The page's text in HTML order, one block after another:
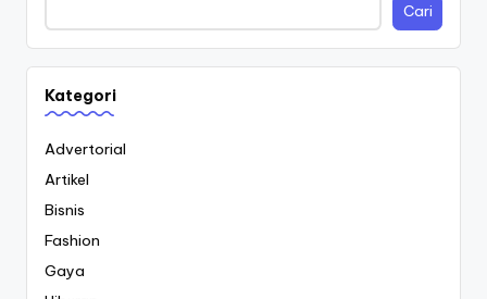
Cari
Kategori
Advertorial
Artikel
Bisnis
Fashion
Gaya